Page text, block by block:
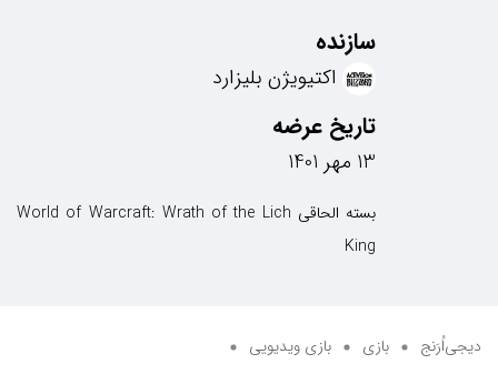
سازنده
اکتیویژن بلیزارد
تاریخ عرضه
13 مهر 1401
بسته الحاقی World of Warcraft: Wrath of the Lich
King
دیجی‌اُرَنج بازی
بازی ویدیویی